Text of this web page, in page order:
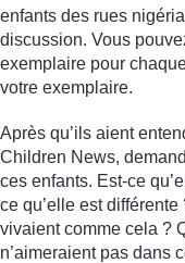
enfants des rues
discussion. Vous
exemplaire pour
votre exemplaire.
Après qu’ils aient
Children News,
ces enfants. Est-ce
ce qu’elle est différente
vivaient comme cela ?
n’aimeraient pas dans